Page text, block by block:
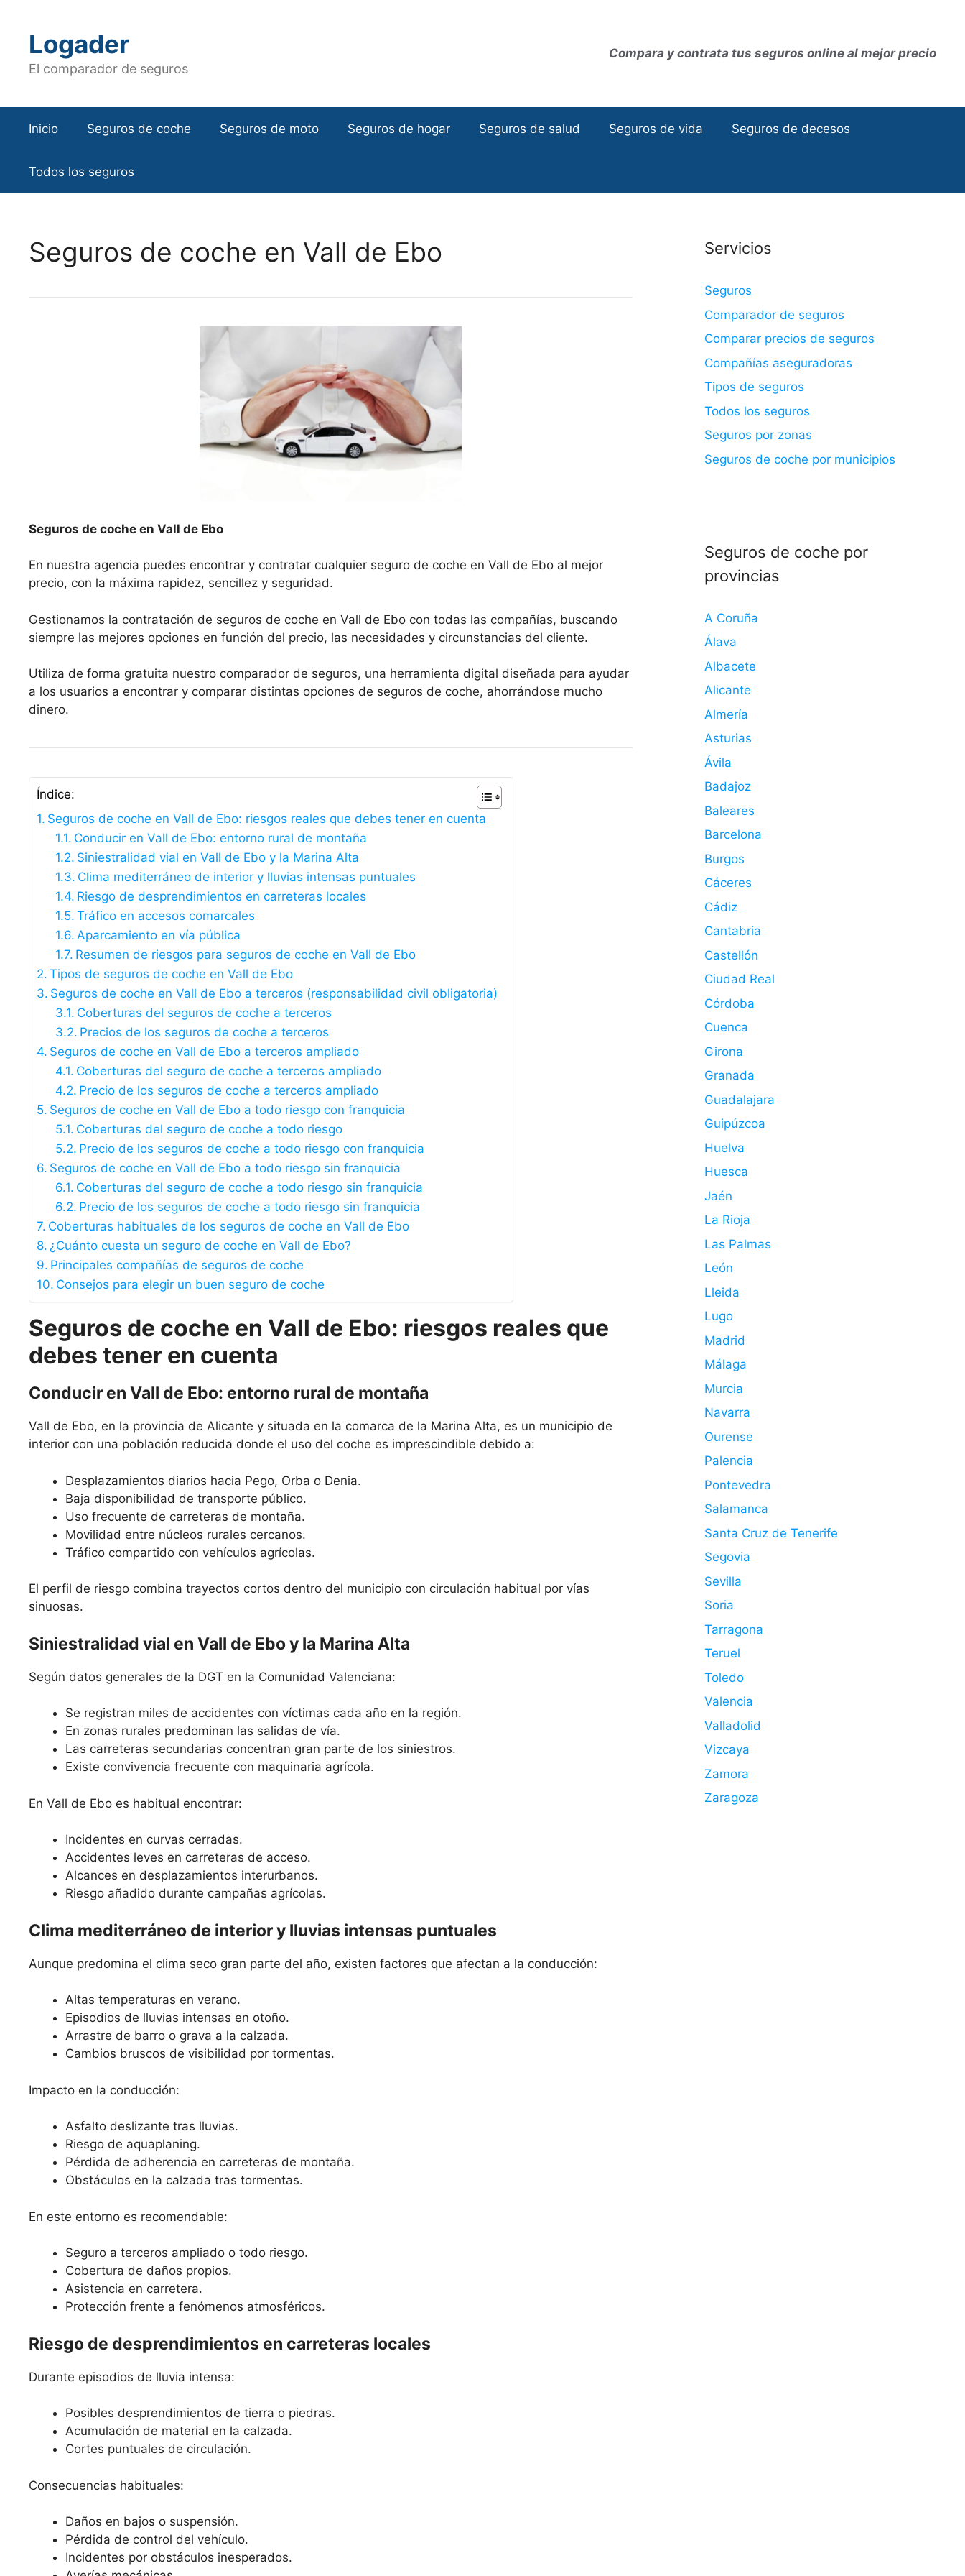
contenidoLogader
El comparador de seguros
Compara y contrata tus seguros online al mejor precio
Inicio Seguros de coche Seguros de moto Seguros de hogar Seguros de salud Seguros de vida Seguros de decesos
Todos los seguros
Seguros de coche en Vall de Ebo
Seguros de coche en Vall de Ebo
En nuestra agencia puedes encontrar y contratar cualquier seguro de coche en Vall de Ebo al mejor
precio, con la máxima rapidez, sencillez y seguridad.
Gestionamos la contratación de seguros de coche en Vall de Ebo con todas las compañías, buscando
siempre las mejores opciones en función del precio, las necesidades y circunstancias del cliente.
Utiliza de forma gratuita nuestro comparador de seguros, una herramienta digital diseñada para ayudar
a los usuarios a encontrar y comparar distintas opciones de seguros de coche, ahorrándose mucho
dinero.
Índice:
Seguros de coche en Vall de Ebo: riesgos reales que debes tener en cuenta
Conducir en Vall de Ebo: entorno rural de montaña
Siniestralidad vial en Vall de Ebo y la Marina Alta
Clima mediterráneo de interior y lluvias intensas puntuales
Riesgo de desprendimientos en carreteras locales
Tráfico en accesos comarcales
Aparcamiento en vía pública
Resumen de riesgos para seguros de coche en Vall de Ebo
Tipos de seguros de coche en Vall de Ebo
Seguros de coche en Vall de Ebo a terceros (responsabilidad civil obligatoria)
Coberturas del seguros de coche a terceros
Precios de los seguros de coche a terceros
Seguros de coche en Vall de Ebo a terceros ampliado
Coberturas del seguro de coche a terceros ampliado
Precio de los seguros de coche a terceros ampliado
Seguros de coche en Vall de Ebo a todo riesgo con franquicia
Coberturas del seguro de coche a todo riesgo
Precio de los seguros de coche a todo riesgo con franquicia
Seguros de coche en Vall de Ebo a todo riesgo sin franquicia
Coberturas del seguro de coche a todo riesgo sin franquicia
Precio de los seguros de coche a todo riesgo sin franquicia
Coberturas habituales de los seguros de coche en Vall de Ebo
¿Cuánto cuesta un seguro de coche en Vall de Ebo?
Principales compañías de seguros de coche
Consejos para elegir un buen seguro de coche
Seguros de coche en Vall de Ebo: riesgos reales que
debes tener en cuenta
Conducir en Vall de Ebo: entorno rural de montaña
Vall de Ebo, en la provincia de Alicante y situada en la comarca de la Marina Alta, es un municipio de
interior con una población reducida donde el uso del coche es imprescindible debido a:
Desplazamientos diarios hacia Pego, Orba o Denia.
Baja disponibilidad de transporte público.
Uso frecuente de carreteras de montaña.
Movilidad entre núcleos rurales cercanos.
Tráfico compartido con vehículos agrícolas.
El perfil de riesgo combina trayectos cortos dentro del municipio con circulación habitual por vías
sinuosas.
Siniestralidad vial en Vall de Ebo y la Marina Alta
Según datos generales de la DGT en la Comunidad Valenciana:
Se registran miles de accidentes con víctimas cada año en la región.
En zonas rurales predominan las salidas de vía.
Las carreteras secundarias concentran gran parte de los siniestros.
Existe convivencia frecuente con maquinaria agrícola.
En Vall de Ebo es habitual encontrar:
Incidentes en curvas cerradas.
Accidentes leves en carreteras de acceso.
Alcances en desplazamientos interurbanos.
Riesgo añadido durante campañas agrícolas.
Clima mediterráneo de interior y lluvias intensas puntuales
Aunque predomina el clima seco gran parte del año, existen factores que afectan a la conducción:
Altas temperaturas en verano.
Episodios de lluvias intensas en otoño.
Arrastre de barro o grava a la calzada.
Cambios bruscos de visibilidad por tormentas.
Impacto en la conducción:
Asfalto deslizante tras lluvias.
Riesgo de aquaplaning.
Pérdida de adherencia en carreteras de montaña.
Obstáculos en la calzada tras tormentas.
En este entorno es recomendable:
Seguro a terceros ampliado o todo riesgo.
Cobertura de daños propios.
Asistencia en carretera.
Protección frente a fenómenos atmosféricos.
Riesgo de desprendimientos en carreteras locales
Durante episodios de lluvia intensa:
Posibles desprendimientos de tierra o piedras.
Acumulación de material en la calzada.
Cortes puntuales de circulación.
Consecuencias habituales:
Daños en bajos o suspensión.
Pérdida de control del vehículo.
Incidentes por obstáculos inesperados.
Servicios
Seguros
Comparador de seguros
Comparar precios de seguros
Compañías aseguradoras
Tipos de seguros
Todos los seguros
Seguros por zonas
Seguros de coche por municipios
Seguros de coche por
provincias
A Coruña
Álava
Albacete
Alicante
Almería
Asturias
Ávila
Badajoz
Baleares
Barcelona
Burgos
Cáceres
Cádiz
Cantabria
Castellón
Ciudad Real
Córdoba
Cuenca
Girona
Granada
Guadalajara
Guipúzcoa
Huelva
Huesca
Jaén
La Rioja
Las Palmas
León
Lleida
Lugo
Madrid
Málaga
Murcia
Navarra
Ourense
Palencia
Pontevedra
Salamanca
Santa Cruz de Tenerife
Segovia
Sevilla
Soria
Tarragona
Teruel
Toledo
Valencia
Valladolid
Vizcaya
Zamora
Zaragoza